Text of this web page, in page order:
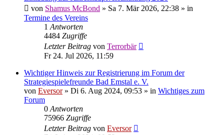
von Shamus McBond » Sa 7. Mär 2026, 22:38 » in
Termine des Vereins
1 Antworten
4484 Zugriffe
Letzter Beitrag von Terrorbär
Fr 24. Jul 2026, 11:59
Wichtiger Hinweis zur Registrierung im Forum der
Strategiespielefreunde Bad Emstal e. V.
von Eversor» Di 6. Aug 2024, 09:53 » in Wichtiges zum
Forum
0 Antworten
75966 Zugriffe
Letzter Beitrag von Eversor